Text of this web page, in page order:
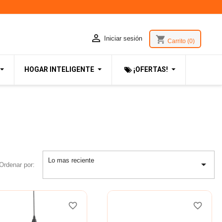
 Iniciar sesión shopping_cart Carrito (0)
HOGAR INTELIGENTE ¡OFERTAS!
por:
Lo mas reciente 
favorite_border
favorite_border
favorite_border favorite_border
favorite_border
favorite_border